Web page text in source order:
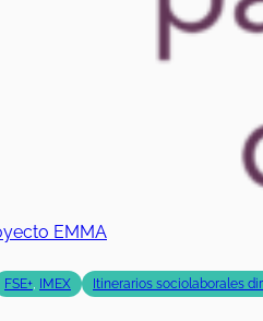
EMMA
FSE+, IMEX Itinerarios sociolaborales